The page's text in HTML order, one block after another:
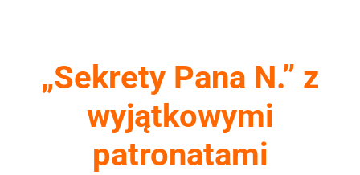
„Sekrety Pana N.” z
wyjątkowymi
patronatami